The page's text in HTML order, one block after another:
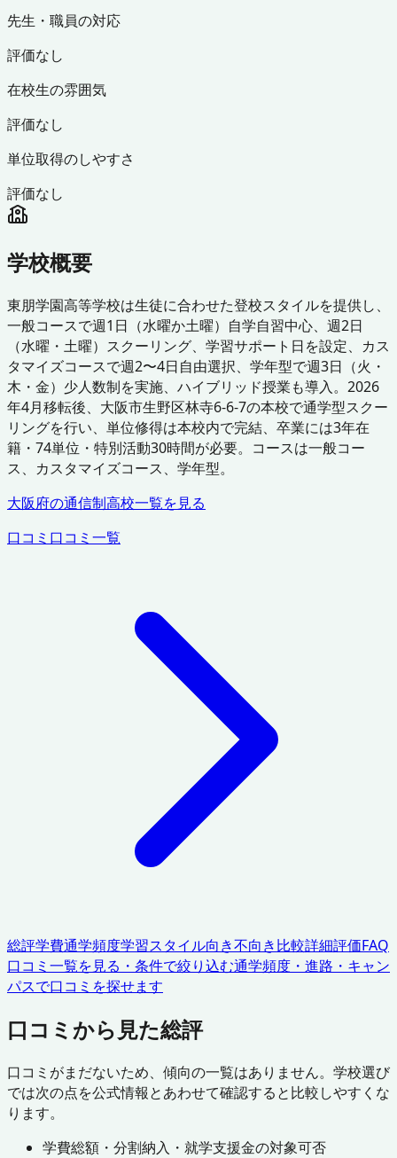
先生・職員の対応
評価なし
在校生の雰囲気
評価なし
単位取得のしやすさ
評価なし
学校概要
東朋学園高等学校は生徒に合わせた登校スタイルを提供し、
一般コースで週1日（水曜か土曜）自学自習中心、週2日
（水曜・土曜）スクーリング、学習サポート日を設定、カス
タマイズコースで週2〜4日自由選択、学年型で週3日（火・
木・金）少人数制を実施、ハイブリッド授業も導入。2026
年4月移転後、大阪市生野区林寺6-6-7の本校で通学型スクー
リングを行い、単位修得は本校内で完結、卒業には3年在
籍・74単位・特別活動30時間が必要。コースは一般コー
ス、カスタマイズコース、学年型。
大阪府の通信制高校一覧を見る
口コミ 口コミ一覧
総評学費通学頻度学習スタイル向き不向き比較詳細評価FAQ
口コミ一覧を見る・条件で絞り込む通学頻度・進路・キャン
パスで口コミを探せます
口コミから見た総評
口コミがまだないため、傾向の一覧はありません。学校選び
では次の点を公式情報とあわせて確認すると比較しやすくな
ります。
学費総額・分割納入・就学支援金の対象可否